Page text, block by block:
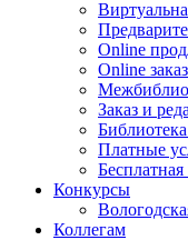
Online
Online
Заказ и
Платные
Конкурсы
Коллегам